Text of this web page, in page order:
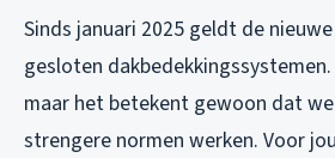
Sinds januari 2025 geldt de
gesloten
maar het betekent gewoon dat
strengere normen werken. Voor